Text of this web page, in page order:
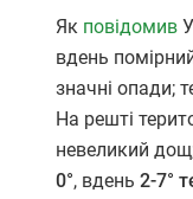
Як повідомив
вдень
значні опади;
На решті
невеликий
0°, вдень 2-7°